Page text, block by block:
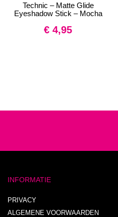
Technic – Matte Glide
Eyeshadow Stick – Mocha
€ 4,95
INFORMATIE
PRIVACY
ALGEMENE VOORWAARDEN